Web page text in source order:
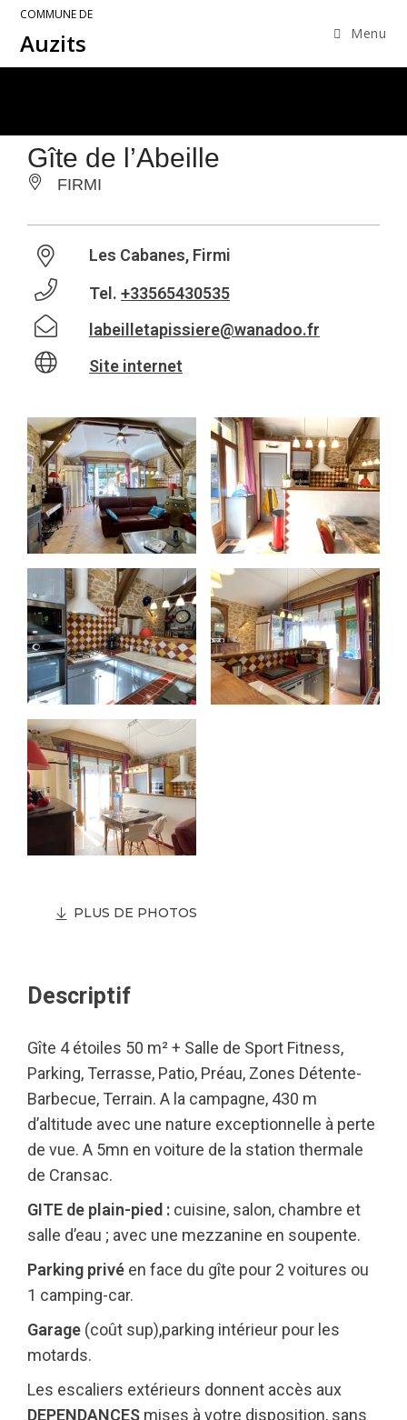
COMMUNE DE
Auzits Menu
Gîte de l’Abeille
FIRMI
Les Cabanes, Firmi
Tel. +33565430535
labeilletapissiere@wanadoo.fr
Site internet
PLUS DE PHOTOS
Descriptif
Gîte 4 étoiles 50 m² + Salle de Sport Fitness,
Parking, Terrasse, Patio, Préau, Zones Détente-
Barbecue, Terrain. A la campagne, 430 m
d’altitude avec une nature exceptionnelle à perte
de vue. A 5mn en voiture de la station thermale
de Cransac.
GITE de plain-pied : cuisine, salon, chambre et
salle d’eau ; avec une mezzanine en soupente.
Parking privé en face du gîte pour 2 voitures ou
1 camping-car.
Garage (coût sup),parking intérieur pour les
motards.
Les escaliers extérieurs donnent accès aux
DEPENDANCES mises à votre disposition, sans